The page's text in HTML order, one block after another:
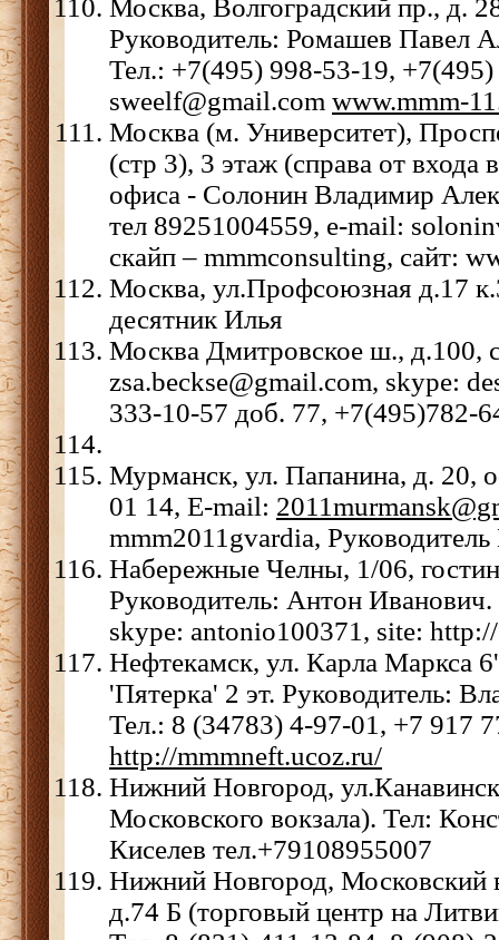
Москва, Волгоградский пр., д.
Руководитель: Ромашев Павел
Тел.: +7(495) 998-53-19,
sweelf@gmail.com www.mmm-
Москва (м. Университет),
(стр 3), 3 этаж (справа от
офиса - Солонин Владимир
тел 89251004559, e-mail:
скайп – mmmconsulting, сайт:
Москва, ул.Профсоюзная д.17
десятник Илья
Москва Дмитровское ш., д.100,
zsa.beckse@gmail.com, skype:
333-10-57 доб. 77, +7(495)782-
Мурманск, ул. Папанина, д. 20,
01 14, Е-mail:
mmm2011gvardia,
Набережные Челны, 1/06,
Руководитель: Антон
skype: antonio100371, site:
Нефтекамск, ул. Карла Маркса
'Пятерка' 2 эт. Руководитель:
Тел.: 8 (34783) 4-97-01, +7 917
http://mmmneft.ucoz.ru/
Нижний Новгород,
Московского вокзала). Тел:
Киселев тел.+79108955007
Нижний Новгород, Московский
д.74 Б (торговый центр на